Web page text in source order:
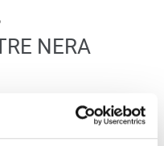
NERA